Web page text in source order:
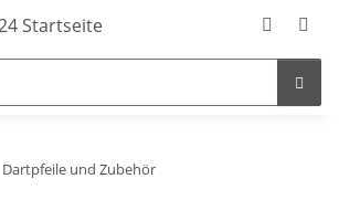
Dartpfeile und Zubehör